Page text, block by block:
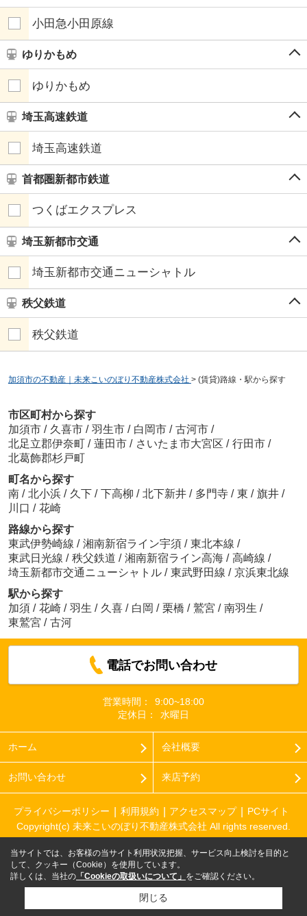
小田急小田原線
ゆりかもめ
ゆりかもめ
埼玉高速鉄道
埼玉高速鉄道
首都圏新都市鉄道
つくばエクスプレス
埼玉新都市交通
埼玉新都市交通ニューシャトル
秩父鉄道
秩父鉄道
加須市の不動産｜未来こいのぼり不動産株式会社 > (賃貸)路線・駅から探す
市区町村から探す
加須市 / 久喜市 / 羽生市 / 白岡市 / 古河市 /
北足立郡伊奈町 / 蓮田市 / さいたま市大宮区 / 行田市 /
北葛飾郡杉戸町
町名から探す
南 / 北小浜 / 久下 / 下高柳 / 北下新井 / 多門寺 / 東 / 旗井 /
川口 / 花崎
路線から探す
東武伊勢崎線 / 湘南新宿ライン宇須 / 東北本線 /
東武日光線 / 秩父鉄道 / 湘南新宿ライン高海 / 高崎線 /
埼玉新都市交通ニューシャトル / 東武野田線 / 京浜東北線
駅から探す
加須 / 花崎 / 羽生 / 久喜 / 白岡 / 栗橋 / 鷲宮 / 南羽生 /
東鷲宮 / 古河
電話でお問い合わせ
営業時間：
9:00~18:00
定休日：
水曜日
ホーム 会社概要
お問い合わせ 来店予約
プライバシーポリシー 利用規約 アクセスマップ
PCサイト
Copyright(c) 未来こいのぼり不動産株式会社 All rights reserved.
当サイトでは、お客様の当サイト利用状況把握、サービス向上検討を目的と
して、クッキー（Cookie）を使用しています。
詳しくは、当社の 「Cookieの取扱いについて」 をご確認ください。
閉じる